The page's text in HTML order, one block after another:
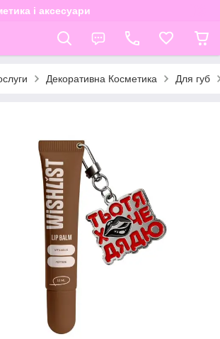
і аксесуари
Декоративна Косметика Для губ